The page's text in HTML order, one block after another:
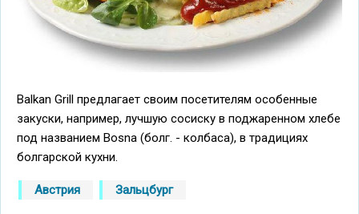
Balkan Grill предлагает своим посетителям особенные
закуски, например, лучшую сосиску в поджаренном хлебе
под названием Bosna (болг. - колбаса), в традициях
болгарской кухни.
Австрия Зальцбург